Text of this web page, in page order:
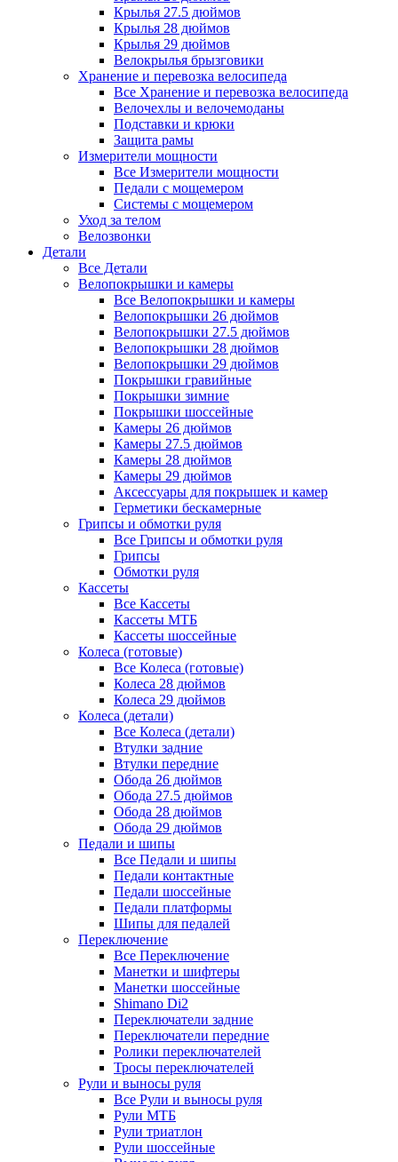
Крылья 27.5 дюймов
Крылья 28 дюймов
Крылья 29 дюймов
Велокрылья брызговики
Хранение и перевозка велосипеда
Все Хранение и перевозка велосипеда
Велочехлы и велочемоданы
Подставки и крюки
Защита рамы
Измерители мощности
Все Измерители мощности
Педали с мощемером
Системы с мощемером
Уход за телом
Велозвонки
Детали
Все Детали
Велопокрышки и камеры
Все Велопокрышки и камеры
Велопокрышки 26 дюймов
Велопокрышки 27.5 дюймов
Велопокрышки 28 дюймов
Велопокрышки 29 дюймов
Покрышки гравийные
Покрышки зимние
Покрышки шоссейные
Камеры 26 дюймов
Камеры 27.5 дюймов
Камеры 28 дюймов
Камеры 29 дюймов
Аксессуары для покрышек и камер
Герметики бескамерные
Грипсы и обмотки руля
Все Грипсы и обмотки руля
Грипсы
Обмотки руля
Кассеты
Все Кассеты
Кассеты МТБ
Кассеты шоссейные
Колеса (готовые)
Все Колеса (готовые)
Колеса 28 дюймов
Колеса 29 дюймов
Колеса (детали)
Все Колеса (детали)
Втулки задние
Втулки передние
Обода 26 дюймов
Обода 27.5 дюймов
Обода 28 дюймов
Обода 29 дюймов
Педали и шипы
Все Педали и шипы
Педали контактные
Педали шоссейные
Педали платформы
Шипы для педалей
Переключение
Все Переключение
Манетки и шифтеры
Манетки шоссейные
Shimano Di2
Переключатели задние
Переключатели передние
Ролики переключателей
Тросы переключателей
Рули и выносы руля
Все Рули и выносы руля
Рули МТБ
Рули триатлон
Рули шоссейные